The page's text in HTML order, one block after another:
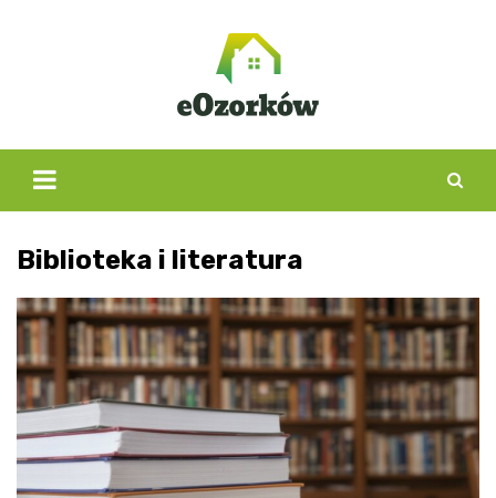
Biblioteka i literatura